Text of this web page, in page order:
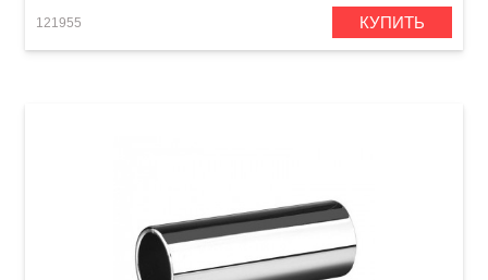
121955 КУПИТЬ